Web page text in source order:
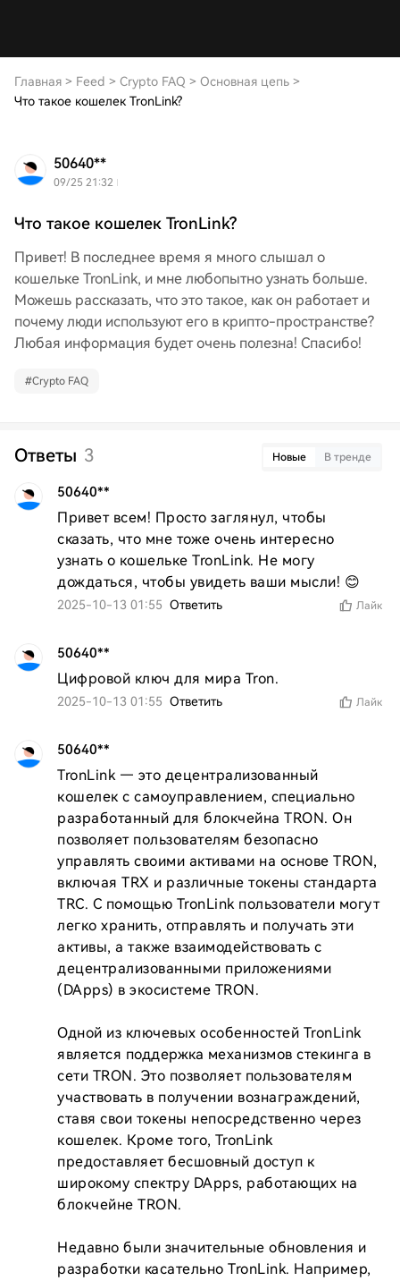
Главная > Feed > Crypto FAQ > Основная цепь >
Что такое кошелек TronLink?
50640**
09/25 21:32
Что такое кошелек TronLink?
Привет! В последнее время я много слышал о
кошельке TronLink, и мне любопытно узнать больше.
Можешь рассказать, что это такое, как он работает и
почему люди используют его в крипто-пространстве?
Любая информация будет очень полезна! Спасибо!
#Crypto FAQ
Ответы 3 Новые В тренде
50640**
Привет всем! Просто заглянул, чтобы
сказать, что мне тоже очень интересно
узнать о кошельке TronLink. Не могу
дождаться, чтобы увидеть ваши мысли! 😊
2025-10-13 01:55 Ответить Лайк
50640**
Цифровой ключ для мира Tron.
2025-10-13 01:55 Ответить Лайк
50640**
TronLink — это децентрализованный
кошелек с самоуправлением, специально
разработанный для блокчейна TRON. Он
позволяет пользователям безопасно
управлять своими активами на основе TRON,
включая TRX и различные токены стандарта
TRC. С помощью TronLink пользователи могут
легко хранить, отправлять и получать эти
активы, а также взаимодействовать с
децентрализованными приложениями
(DApps) в экосистеме TRON.
Одной из ключевых особенностей TronLink
является поддержка механизмов стекинга в
сети TRON. Это позволяет пользователям
участвовать в получении вознаграждений,
ставя свои токены непосредственно через
кошелек. Кроме того, TronLink
предоставляет бесшовный доступ к
широкому спектру DApps, работающих на
блокчейне TRON.
Недавно были значительные обновления и
разработки касательно TronLink. Например,